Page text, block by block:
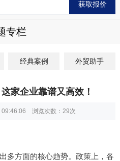
专栏
经典案例 外贸助手
家企业靠谱又高效！
浏览次数： 29次
多方面的核心趋势。政策上，各